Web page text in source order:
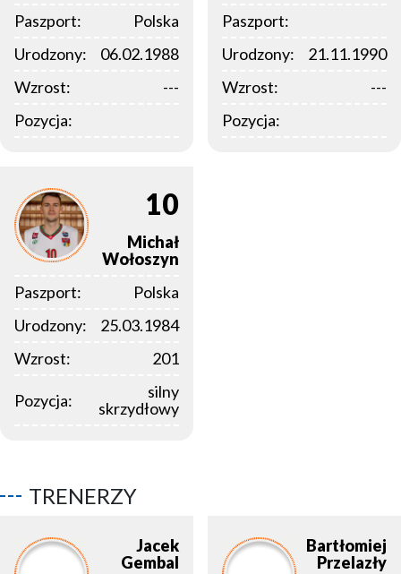
Paszport:
Polska
Urodzony:
06.02.1988
Wzrost:
---
Pozycja:
Paszport:
Urodzony:
21.11.1990
Wzrost:
---
Pozycja:
10
Michał
Wołoszyn
Paszport:
Polska
Urodzony:
25.03.1984
Wzrost:
201
Pozycja:
silny
skrzydłowy
TRENERZY
Jacek
Gembal
Bartłomiej
Przelazły